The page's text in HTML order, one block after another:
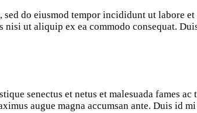
do eiusmod tempor incididunt ut labore
ut aliquip ex ea commodo consequat.
senectus et netus et malesuada fames
augue magna accumsan ante. Duis id